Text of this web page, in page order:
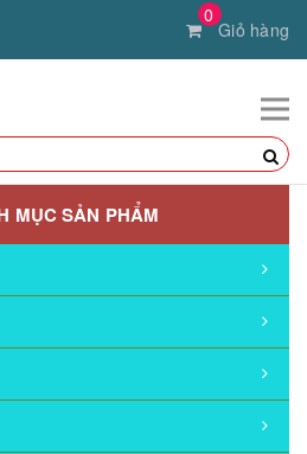
0
Giỏ hàng
MỤC SẢN PHẨM